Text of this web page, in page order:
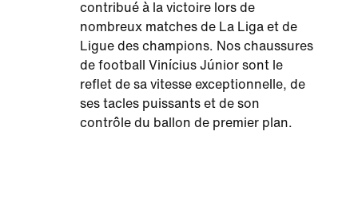
contribué à la victoire lors de
nombreux matches de La Liga et de
Ligue des champions. Nos chaussures
de football Vinícius Júnior sont le
reflet de sa vitesse exceptionnelle, de
ses tacles puissants et de son
contrôle du ballon de premier plan.